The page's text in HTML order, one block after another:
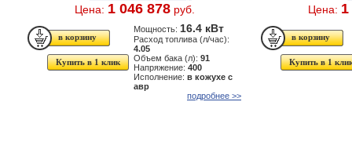
Цена: 1 046 878руб.
Купить в 1 клик
Мощность: 16.4 кВт
Расход топлива (л/час):
4.05
Объем бака (л): 91
Напряжение: 400
Исполнение: в кожухе с
авр
подробнее >>
Цена:
Купить в 1